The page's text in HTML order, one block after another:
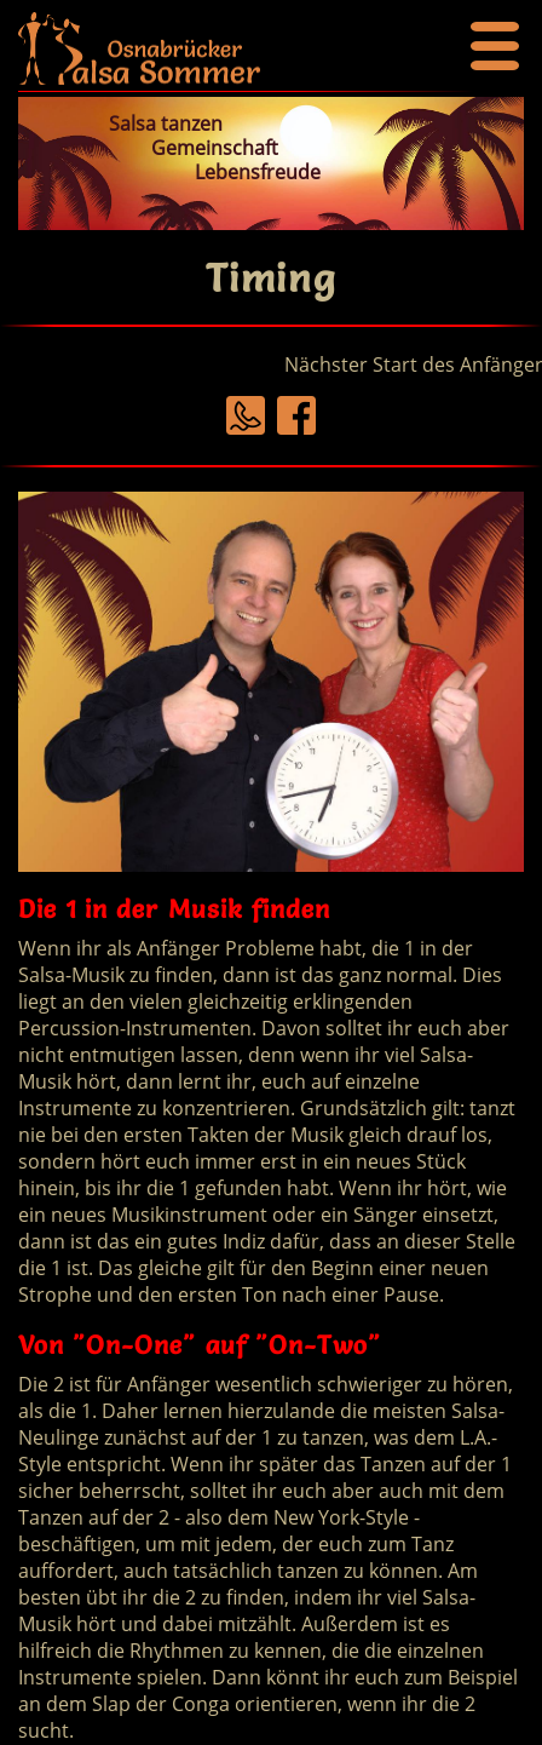
Salsa tanzen
Gemeinschaft
Lebensfreude
Timing
Nächster Start des
Die 1 in der Musik finden
Wenn ihr als Anfänger Probleme habt, die 1 in der
Salsa-Musik zu finden, dann ist das ganz normal. Dies
liegt an den vielen gleichzeitig erklingenden
Percussion-Instrumenten. Davon solltet ihr euch aber
nicht entmutigen lassen, denn wenn ihr viel Salsa-
Musik hört, dann lernt ihr, euch auf einzelne
Instrumente zu konzentrieren. Grundsätzlich gilt: tanzt
nie bei den ersten Takten der Musik gleich drauf los,
sondern hört euch immer erst in ein neues Stück
hinein, bis ihr die 1 gefunden habt. Wenn ihr hört, wie
ein neues Musikinstrument oder ein Sänger einsetzt,
dann ist das ein gutes Indiz dafür, dass an dieser Stelle
die 1 ist. Das gleiche gilt für den Beginn einer neuen
Strophe und den ersten Ton nach einer Pause.
Von "On-One" auf "On-Two"
Die 2 ist für Anfänger wesentlich schwieriger zu hören,
als die 1. Daher lernen hierzulande die meisten Salsa-
Neulinge zunächst auf der 1 zu tanzen, was dem L.A.-
Style entspricht. Wenn ihr später das Tanzen auf der 1
sicher beherrscht, solltet ihr euch aber auch mit dem
Tanzen auf der 2 - also dem New York-Style -
beschäftigen, um mit jedem, der euch zum Tanz
auffordert, auch tatsächlich tanzen zu können. Am
besten übt ihr die 2 zu finden, indem ihr viel Salsa-
Musik hört und dabei mitzählt. Außerdem ist es
hilfreich die Rhythmen zu kennen, die die einzelnen
Instrumente spielen. Dann könnt ihr euch zum Beispiel
an dem Slap der Conga orientieren, wenn ihr die 2
sucht.